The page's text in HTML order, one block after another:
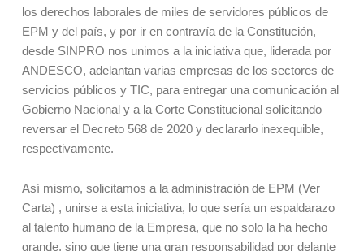
los derechos laborales de miles de servidores públicos de
EPM y del país, y por ir en contravía de la Constitución,
desde SINPRO nos unimos a la iniciativa que, liderada por
ANDESCO, adelantan varias empresas de los sectores de
servicios públicos y TIC, para entregar una comunicación al
Gobierno Nacional y a la Corte Constitucional solicitando
reversar el Decreto 568 de 2020 y declararlo inexequible,
respectivamente.
Así mismo, solicitamos a la administración de EPM (Ver
Carta) , unirse a esta iniciativa, lo que sería un espaldarazo
al talento humano de la Empresa, que no solo la ha hecho
grande, sino que tiene una gran responsabilidad por delante